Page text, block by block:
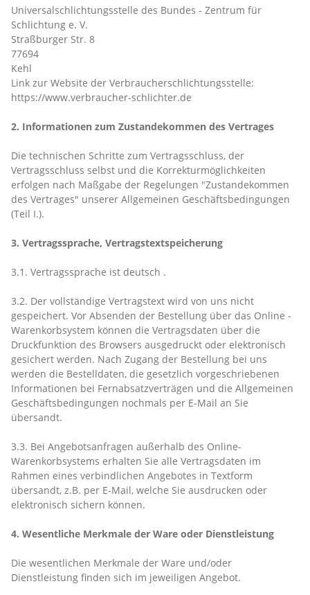
Universalschlichtungsstelle des Bundes - Zentrum für
Schlichtung e. V.
Straßburger Str. 8
77694
Kehl
Link zur Website der Verbraucherschlichtungsstelle:
https://www.verbraucher-schlichter.de
2. Informationen zum Zustandekommen des Vertrages
Die technischen Schritte zum Vertragsschluss, der
Vertragsschluss selbst und die Korrekturmöglichkeiten
erfolgen nach Maßgabe der Regelungen "Zustandekommen
des Vertrages" unserer Allgemeinen Geschäftsbedingungen
(Teil I.).
3. Vertragssprache, Vertragstextspeicherung
3.1. Vertragssprache ist deutsch .
3.2. Der vollständige Vertragstext wird von uns nicht
gespeichert. Vor Absenden der Bestellung über das Online -
Warenkorbsystem können die Vertragsdaten über die
Druckfunktion des Browsers ausgedruckt oder elektronisch
gesichert werden. Nach Zugang der Bestellung bei uns
werden die Bestelldaten, die gesetzlich vorgeschriebenen
Informationen bei Fernabsatzverträgen und die Allgemeinen
Geschäftsbedingungen nochmals per E-Mail an Sie
übersandt.
3.3. Bei Angebotsanfragen außerhalb des Online-
Warenkorbsystems erhalten Sie alle Vertragsdaten im
Rahmen eines verbindlichen Angebotes in Textform
übersandt, z.B. per E-Mail, welche Sie ausdrucken oder
elektronisch sichern können.
4. Wesentliche Merkmale der Ware oder Dienstleistung
Die wesentlichen Merkmale der Ware und/oder
Dienstleistung finden sich im jeweiligen Angebot.